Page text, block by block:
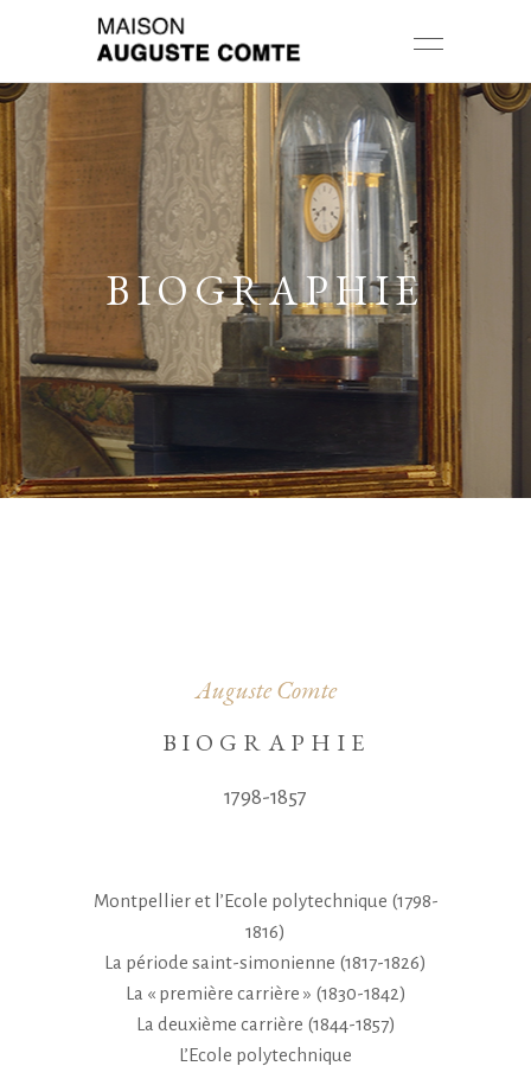
BIOGRAPHIE
Auguste Comte
BIOGRAPHIE
1798-1857
Montpellier et l’Ecole polytechnique (1798-
1816)
La période saint-simonienne (1817-1826)
La « première carrière » (1830-1842)
La deuxième carrière (1844-1857)
L’Ecole polytechnique